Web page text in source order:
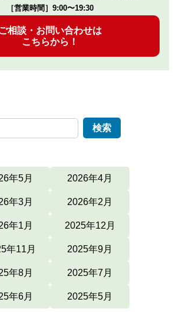
［営業時間］9:00〜19:30
相談・お問い合わせは
こちらから！
年5月 2026年4月
年3月 2026年2月
年1月 2025年12月
年11月 2025年9月
年8月 2025年7月
年6月 2025年5月